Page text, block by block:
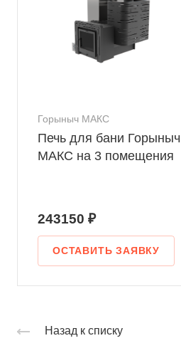
Горыныч МАКС
Печь для бани Горыныч
МАКС на 3 помещения
243150 ₽
ОСТАВИТЬ ЗАЯВКУ
Назад к списку